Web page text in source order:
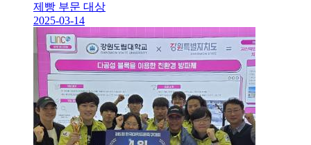
제빵 부문 대상
2025-03-14